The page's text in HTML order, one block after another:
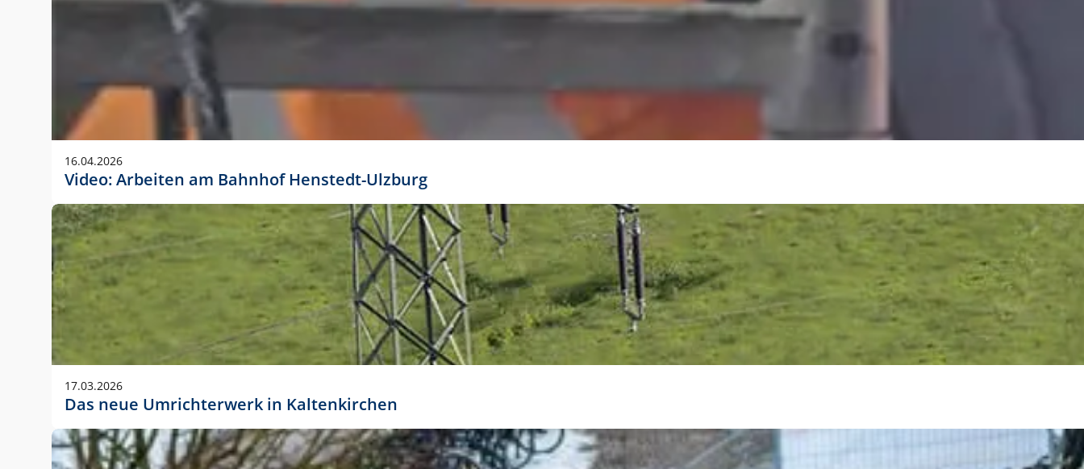
Anwendungsgröße im Layout:
Die Logohöhe beträgt 4 – 10 % der jeweiligen Formathöhe. Daraus ergeben sich für gängige Formate
folgende fest definierte Anwendungsgrößen im Layout:
DIN A3 – 15 mm hoch (5 %)
DIN A1 – 39 mm hoch (5 %)
DIN lang – 10 mm hoch (5 %)
1080 x 1080 px – 78 px hoch (7 %)
In Ausnahmefällen darf das Logo jedoch auch größer oder kleiner gesetzt werden. Dazu bedarf es jedoch
stets der vorherigen Absprache mit der Marketingabteilung.
16.04.2026
Video: Arbeiten am Bahnhof Henstedt-Ulzburg
17.03.2026
Das neue Umrichterwerk in Kaltenkirchen